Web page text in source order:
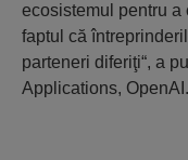
ecosistemul pentru a
faptul că
parteneri diferiţi“, a
Applications, OpenAI.